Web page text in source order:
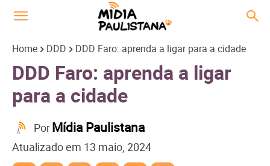
Home DDD DDD Faro: aprenda a ligar para a cidade
DDD Faro: aprenda a ligar
para a cidade
PorMídia Paulistana
Atualizado em 13 maio, 2024